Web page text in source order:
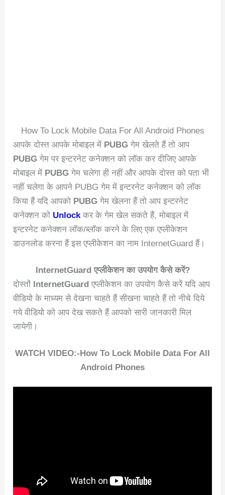
How To Lock Mobile Data For All Android Phones
आपके दोस्त आपके मोबाइल में PUBG गेम खेलते हैं तो आप
PUBG गेम पर इन्टरनेट कनेक्शन को लॉक कर दीजिए आपके
मोबाइल में PUBG गेम चलेगा ही नहीं और आपके दोस्त को पता भी
नहीं चलेगा के आपने PUBG गेम में इन्टरनेट कनेक्शन को लॉक
किया हैं यदि आपको PUBG गेम खेलना हैं तो आप इन्टरनेट
कनेक्शन को Unlock कर के गेम खेल सकते हैं, मोबाइल में
इन्टरनेट कनेक्शन लॉक/ब्लॉक करने के लिए एक एप्लीकेशन
डाउनलोड करना हैं इस एप्लीकेशन का नाम InternetGuard हैं।
InternetGuard एप्लीकेशन का उपयोग कैसे करें?
दोस्तों InternetGuard एप्लीकेशन का उपयोग कैसे करें यदि आप
वीडियो के माध्यम से देखना चाहते हैं सीखना चाहते हैं तो नीचे दिये
गये वीडियो को आप देख सकते हैं आपको सारी जानकारी मिल
जायेगी।
WATCH VIDEO:-How To Lock Mobile Data For All
Android Phones